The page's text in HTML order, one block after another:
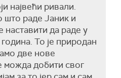
највећи ривали.
што раде Јаник и
да раде у
То је природан
две нове
можда добити свог